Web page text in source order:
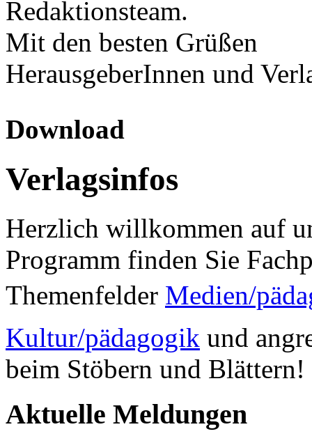
Redaktionsteam.
Mit den besten Grüßen
HerausgeberInnen und
Download
Verlagsinfos
Herzlich willkommen auf
Programm finden Sie
Themenfelder Medien/
Kultur/pädagogik und
beim Stöbern und Blättern!
Aktuelle Meldungen